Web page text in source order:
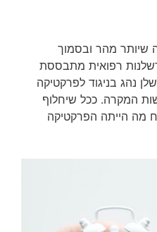
שיותר מהר ובסמוך
רפואית מתבססת
נהג בניגוד לפרקטיקה
המקרה. ככל שיחלוף
מה הייתה הפרקטיקה